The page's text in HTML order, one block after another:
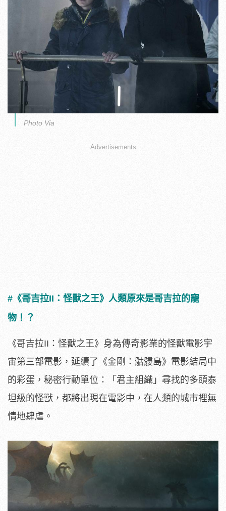
Photo Via
Advertisements
# 《哥吉拉II ：怪獸之王》 人類原來是哥吉拉的寵
物！？
《哥吉拉II：怪獸之王》身為傳奇影業的怪獸電影宇
宙第三部電影，延續了《金剛：骷髏島》電影結局中
的彩蛋，秘密行動單位：「君主組織」 尋找的多頭泰
坦級的怪獸，都將出現在電影中， 在人類的城市裡無
情地肆虐。